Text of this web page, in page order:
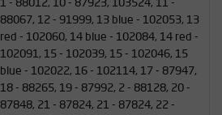
1 - 88012, 10 - 87923, 103524, 11 -
88067, 12 - 91999, 13 blue - 102053, 13
red - 102060, 14 blue - 102084, 14 red -
102091, 15 - 102039, 15 - 102046, 15
blue - 102022, 16 - 102114, 17 - 87947,
18 - 88265, 19 - 87992, 2 - 88128, 20 -
87848, 21 - 87824, 21 - 87824, 22 -